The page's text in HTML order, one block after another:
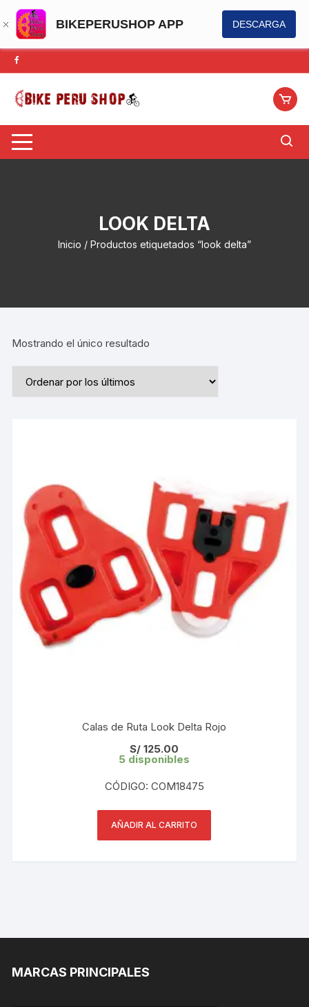
BIKEPERUSHOP APP DESCARGA
Saltar
al
contenido
LOOK DELTA
Inicio / Productos etiquetados “look delta”
Mostrando el único resultado
Calas de Ruta Look Delta Rojo
S/ 125.00
5 disponibles
CÓDIGO: COM18475
AÑADIR AL CARRITO
MARCAS PRINCIPALES